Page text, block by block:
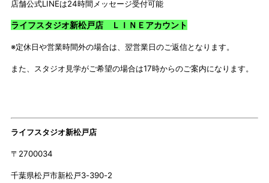
店舗公式LINEは24時間メッセージ受付可能
ライフスタジオ新松戸店 ＬＩＮＥアカウント
※定休日や営業時間外の場合は、翌営業日のご返信となります。
また、スタジオ見学がご希望の場合は17時からのご案内になります。
ライフスタジオ新松戸店
〒 2700034
千葉県松戸市新松戸3-390-2